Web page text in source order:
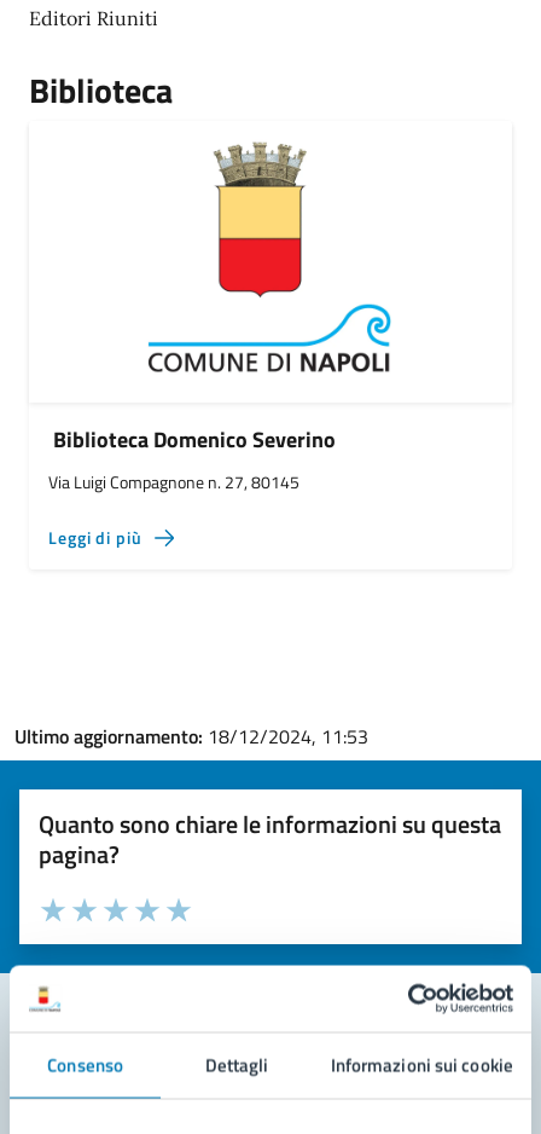
Consenso Dettagli Informazioni sui cookie
Editori Riuniti
Biblioteca
Biblioteca Domenico Severino
Via Luigi Compagnone n. 27, 80145
Leggi di più
Ultimo aggiornamento: 18/12/2024, 11:53
Quanto sono chiare le informazioni su questa
pagina?
Valuta la chiarezza delle informazioni (da 1 a 5 stelle)
Seleziona il numero di stelle per valutare la chiarezza delle
Valuta 5 stelle su 5
Valuta 4 stelle su 5
Valuta 3 stelle su 5
Valuta 2 stelle su 5
Valuta 1 stelle su 5
Contatta il comune